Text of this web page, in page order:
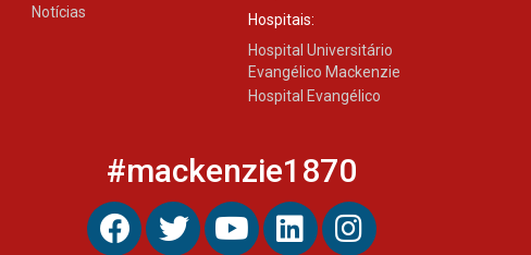
Notícias
Hospitais:
Hospital Universitário
Evangélico Mackenzie
Hospital Evangélico
#mackenzie1870